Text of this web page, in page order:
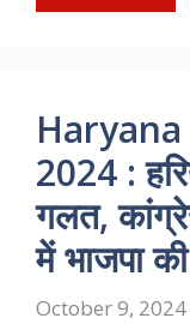
2024 :
गलत,
में भाजपा
October 9, 2024